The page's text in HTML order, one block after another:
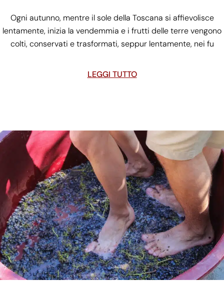
Ogni autunno, mentre il sole della Toscana si affievolisce
lentamente, inizia la vendemmia e i frutti delle terre vengono
colti, conservati e trasformati, seppur lentamente, nei fu
LEGGI TUTTO